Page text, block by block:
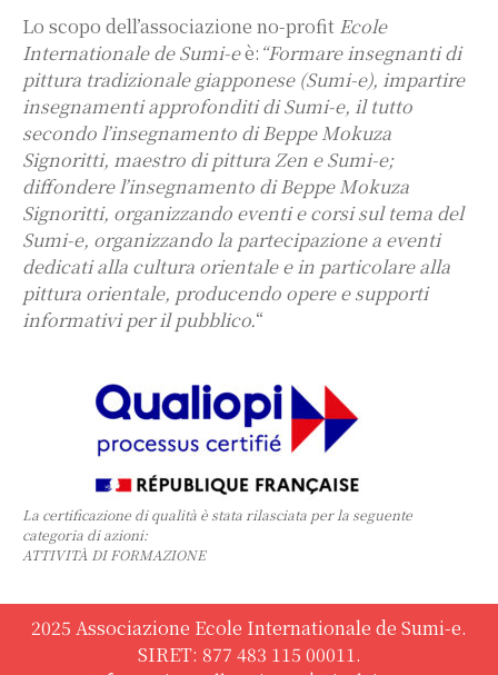
Lo scopo dell’associazione no-profit Ecole
Internationale de Sumi-eè: “Formare insegnanti di
pittura tradizionale giapponese (Sumi-e), impartire
insegnamenti approfonditi di Sumi-e, il tutto
secondo l’insegnamento di Beppe Mokuza
Signoritti, maestro di pittura Zen e Sumi-e;
diffondere l’insegnamento di Beppe Mokuza
Signoritti, organizzando eventi e corsi sul tema del
Sumi-e, organizzando la partecipazione a eventi
dedicati alla cultura orientale e in particolare alla
pittura orientale, producendo opere e supporti
informativi per il pubblico.“
La certificazione di qualità è stata rilasciata per la seguente
categoria di azioni:
ATTIVITÀ DI FORMAZIONE
2025 Associazione Ecole Internationale de Sumi-e.
SIRET: 877 483 115 00011.